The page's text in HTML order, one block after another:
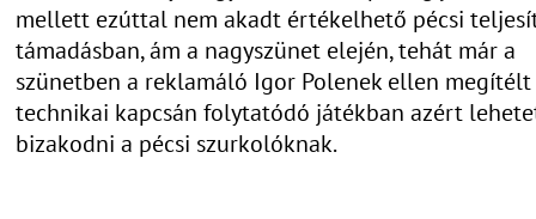
mellett ezúttal nem akadt értékelhető pécsi
támadásban, ám a nagyszünet elején, tehát már a
szünetben a reklamáló Igor Polenek ellen megítélt
technikai kapcsán folytatódó játékban azért
bizakodni a pécsi szurkolóknak.